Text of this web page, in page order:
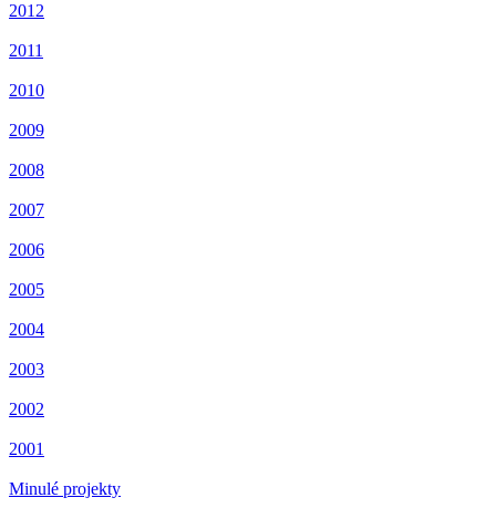
2012
2011
2010
2009
2008
2007
2006
2005
2004
2003
2002
2001
Minulé projekty